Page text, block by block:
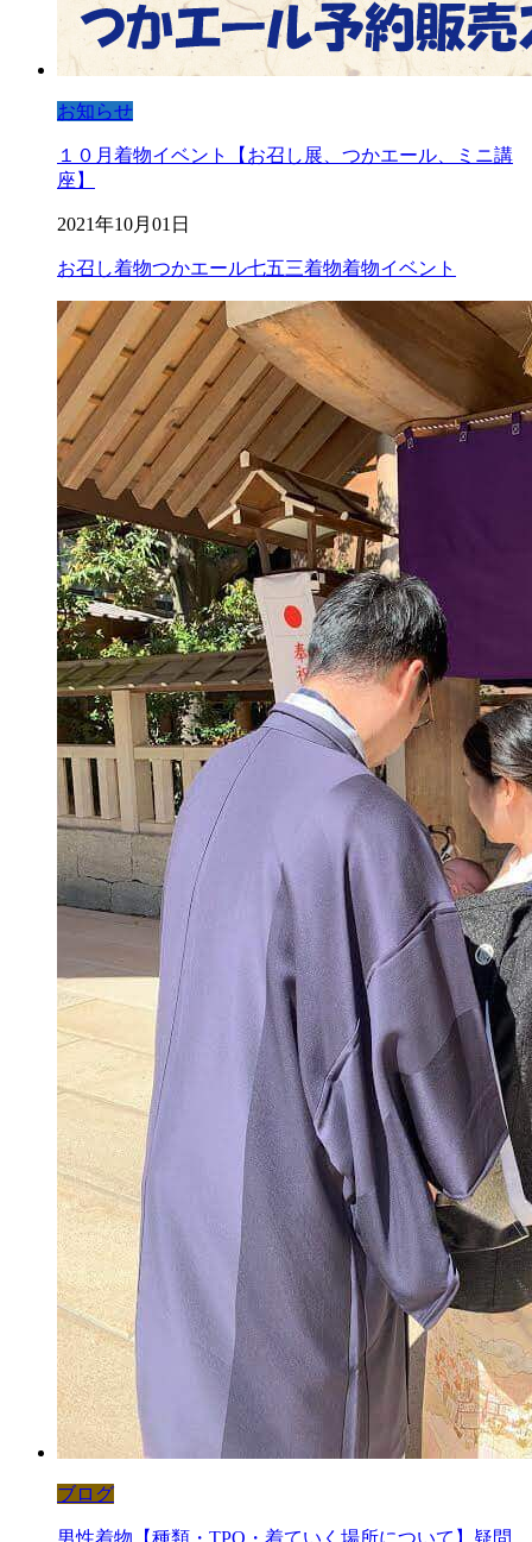
お知らせ
１０月着物イベント【お召し展、つかエール、ミニ講
座】
2021年10月01日
お召し着物つかエール七五三着物着物イベント
ブログ
男性着物【種類・TPO・着ていく場所について】疑問